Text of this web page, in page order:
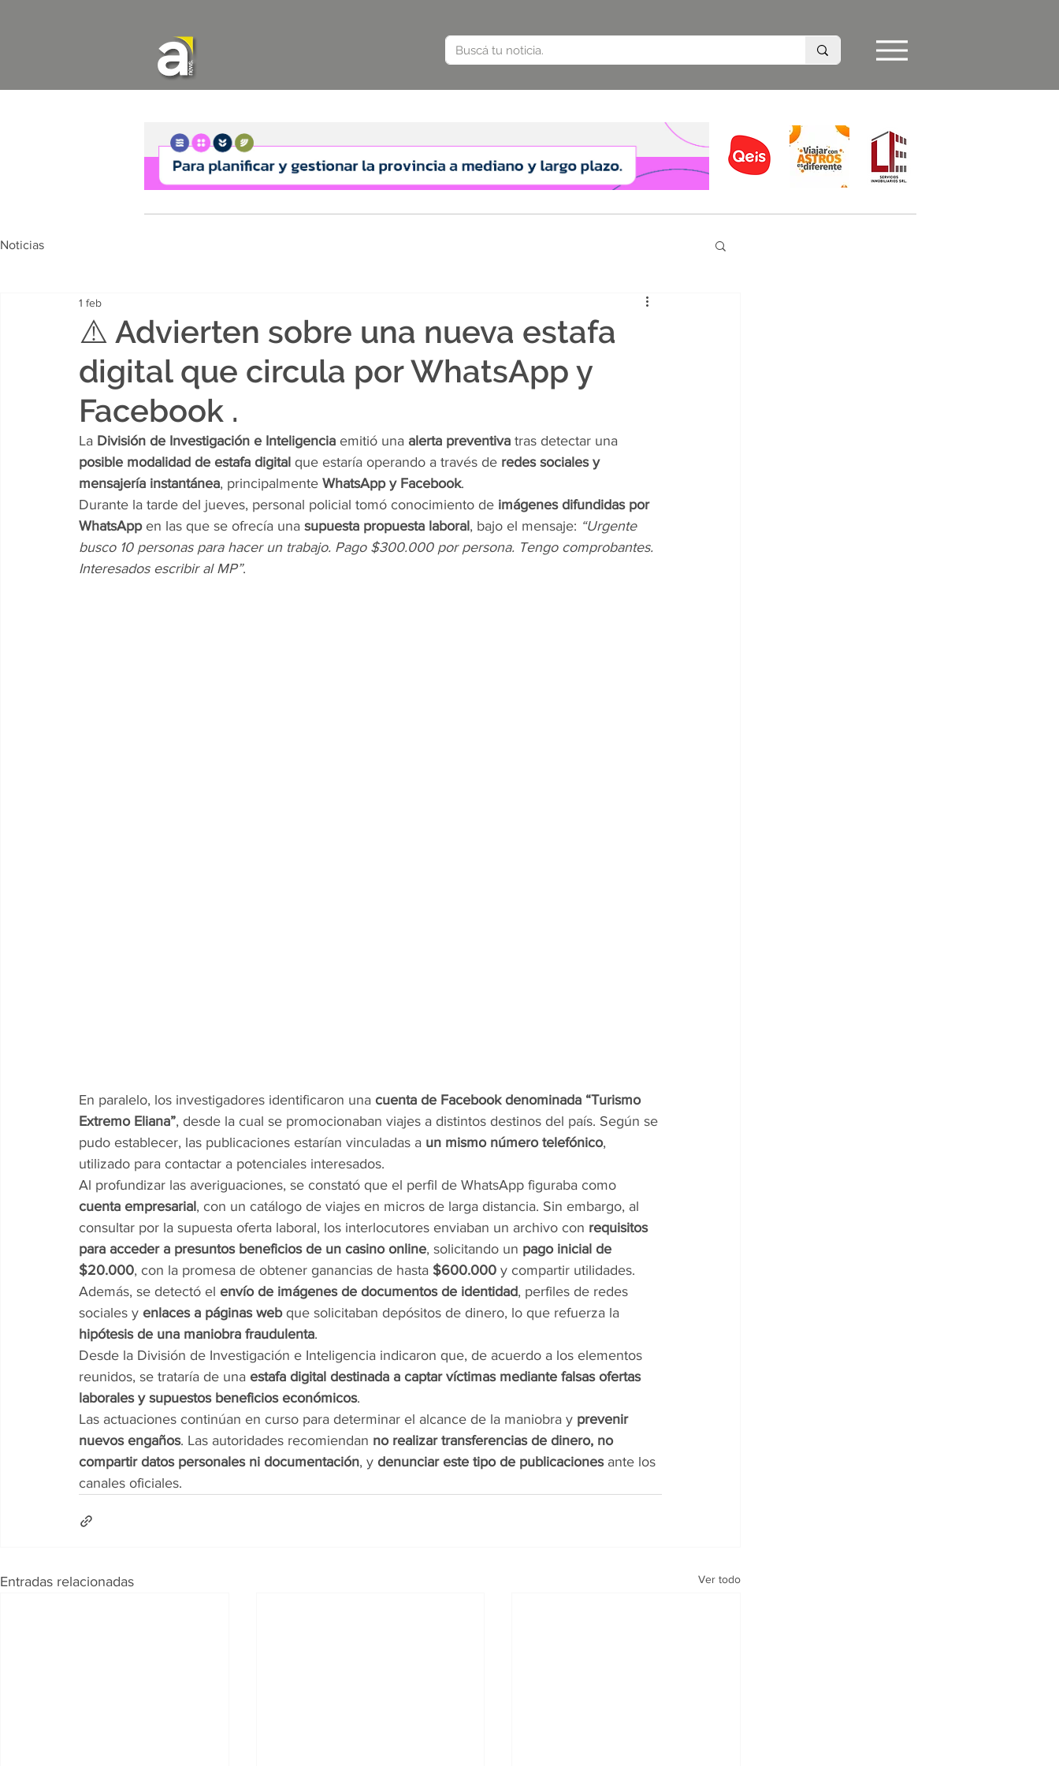
Noticias
⚠️ Advierten sobre una nueva estafa
digital que circula por WhatsApp y
Facebook .
1 feb
La División de Investigación e Inteligencia emitió una alerta preventiva tras detectar una
posible modalidad de estafa digital que estaría operando a través de redes sociales y
mensajería instantánea, principalmente WhatsApp y Facebook.
Durante la tarde del jueves, personal policial tomó conocimiento de imágenes difundidas por
WhatsApp en las que se ofrecía una supuesta propuesta laboral, bajo el mensaje: “Urgente
busco 10 personas para hacer un trabajo. Pago $300.000 por persona. Tengo comprobantes.
Interesados escribir al MP”.
En paralelo, los investigadores identificaron una cuenta de Facebook denominada “Turismo
Extremo Eliana”, desde la cual se promocionaban viajes a distintos destinos del país. Según se
pudo establecer, las publicaciones estarían vinculadas a un mismo número telefónico,
utilizado para contactar a potenciales interesados.
Al profundizar las averiguaciones, se constató que el perfil de WhatsApp figuraba como
cuenta empresarial, con un catálogo de viajes en micros de larga distancia. Sin embargo, al
consultar por la supuesta oferta laboral, los interlocutores enviaban un archivo con requisitos
para acceder a presuntos beneficios de un casino online, solicitando un pago inicial de
$20.000, con la promesa de obtener ganancias de hasta $600.000 y compartir utilidades.
Además, se detectó el envío de imágenes de documentos de identidad, perfiles de redes
sociales y enlaces a páginas web que solicitaban depósitos de dinero, lo que refuerza la
hipótesis de una maniobra fraudulenta.
Desde la División de Investigación e Inteligencia indicaron que, de acuerdo a los elementos
reunidos, se trataría de una estafa digital destinada a captar víctimas mediante falsas ofertas
laborales y supuestos beneficios económicos.
Las actuaciones continúan en curso para determinar el alcance de la maniobra y prevenir
nuevos engaños. Las autoridades recomiendan no realizar transferencias de dinero, no
compartir datos personales ni documentación, y denunciar este tipo de publicaciones ante los
canales oficiales.
Entradas relacionadas Ver todo